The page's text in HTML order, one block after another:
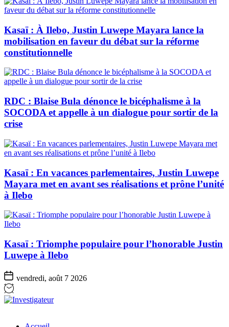
Kasaï : À Ilebo, Justin Luwepe Mayara lance la
mobilisation en faveur du débat sur la réforme
constitutionnelle
RDC : Blaise Bula dénonce le bicéphalisme à la
SOCODA et appelle à un dialogue pour sortir de la
crise
Kasaï : En vacances parlementaires, Justin Luwepe
Mayara met en avant ses réalisations et prône l’unité
à Ilebo
Kasaï : Triomphe populaire pour l’honorable Justin
Luwepe à Ilebo
vendredi, août 7 2026